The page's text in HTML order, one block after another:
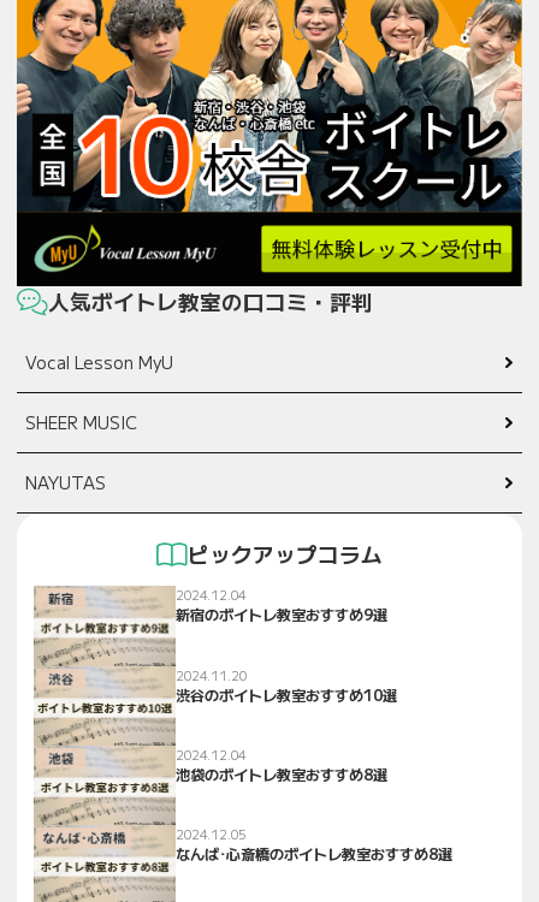
人気ボイトレ教室の口コミ・評判
Vocal Lesson MyU
SHEER MUSIC
NAYUTAS
ピックアップコラム
2024.12.04
新宿のボイトレ教室おすすめ9選
2024.11.20
渋谷のボイトレ教室おすすめ10選
2024.12.04
池袋のボイトレ教室おすすめ8選
2024.12.05
なんば･心斎橋のボイトレ教室おすすめ8選